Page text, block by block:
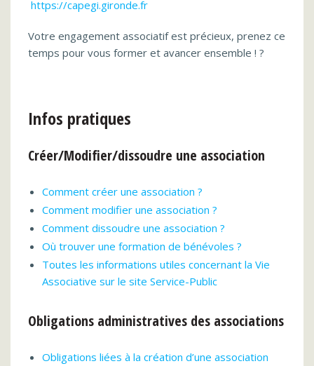
https://capegi.gironde.fr
Votre engagement associatif est précieux, prenez ce
temps pour vous former et avancer ensemble ! ?
Infos pratiques
Créer/Modifier/dissoudre une association
Comment créer une association ?
Comment modifier une association ?
Comment dissoudre une association ?
Où trouver une formation de bénévoles ?
Toutes les informations utiles concernant la Vie
Associative sur le site Service-Public
Obligations administratives des associations
Obligations liées à la création d’une association